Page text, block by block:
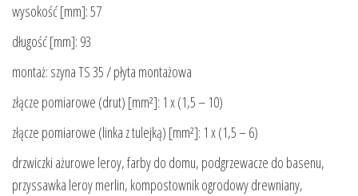
wysokość [mm]: 57
długość [mm]: 93
montaż: szyna TS 35 / płyta montażowa
złącze pomiarowe (drut) [mm²]: 1 x (1,5 – 10)
złącze pomiarowe (linka z tulejką) [mm²]: 1 x (1,5 – 6)
drzwiczki ażurowe leroy, farby do domu, podgrzewacze do basenu,
przyssawka leroy merlin, kompostownik ogrodowy drewniany,